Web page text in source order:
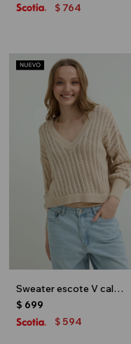
$ 764
Sweater escote V calado - Beige
$ 699
$ 594